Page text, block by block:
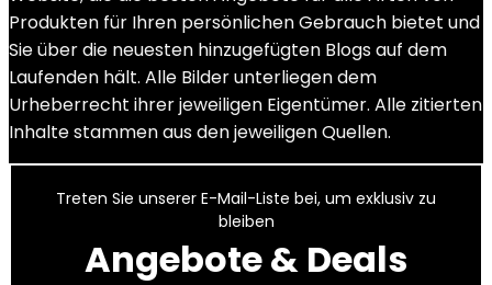
Produkten für Ihren persönlichen Gebrauch bietet und
Sie über die neuesten hinzugefügten Blogs auf dem
Laufenden hält. Alle Bilder unterliegen dem
Urheberrecht ihrer jeweiligen Eigentümer. Alle zitierten
Inhalte stammen aus den jeweiligen Quellen.
Treten Sie unserer E-Mail-Liste bei, um exklusiv zu
bleiben
Angebote & Deals